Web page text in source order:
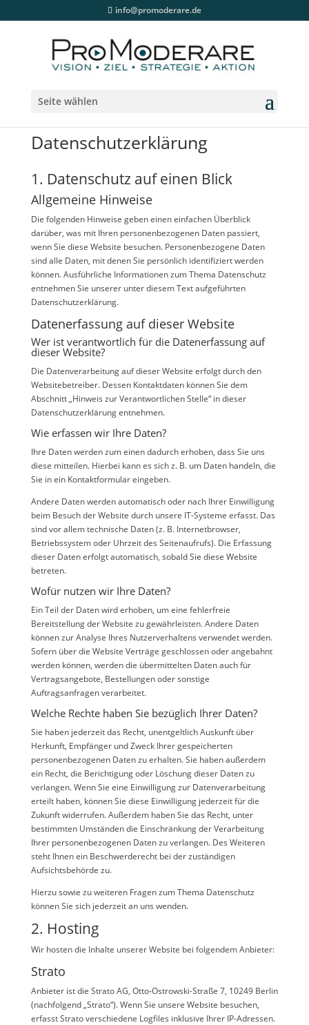
info@promoderare.de
Seite wählen
Datenschutzerklärung
1. Datenschutz auf einen Blick
Allgemeine Hinweise
Die folgenden Hinweise geben einen einfachen Überblick
darüber, was mit Ihren personenbezogenen Daten passiert,
wenn Sie diese Website besuchen. Personenbezogene Daten
sind alle Daten, mit denen Sie persönlich identifiziert werden
können. Ausführliche Informationen zum Thema Datenschutz
entnehmen Sie unserer unter diesem Text aufgeführten
Datenschutzerklärung.
Datenerfassung auf dieser Website
Wer ist verantwortlich für die Datenerfassung auf
dieser Website?
Die Datenverarbeitung auf dieser Website erfolgt durch den
Websitebetreiber. Dessen Kontaktdaten können Sie dem
Abschnitt „Hinweis zur Verantwortlichen Stelle“ in dieser
Datenschutzerklärung entnehmen.
Wie erfassen wir Ihre Daten?
Ihre Daten werden zum einen dadurch erhoben, dass Sie uns
diese mitteilen. Hierbei kann es sich z. B. um Daten handeln, die
Sie in ein Kontaktformular eingeben.
Andere Daten werden automatisch oder nach Ihrer Einwilligung
beim Besuch der Website durch unsere IT-Systeme erfasst. Das
sind vor allem technische Daten (z. B. Internetbrowser,
Betriebssystem oder Uhrzeit des Seitenaufrufs). Die Erfassung
dieser Daten erfolgt automatisch, sobald Sie diese Website
betreten.
Wofür nutzen wir Ihre Daten?
Ein Teil der Daten wird erhoben, um eine fehlerfreie
Bereitstellung der Website zu gewährleisten. Andere Daten
können zur Analyse Ihres Nutzerverhaltens verwendet werden.
Sofern über die Website Verträge geschlossen oder angebahnt
werden können, werden die übermittelten Daten auch für
Vertragsangebote, Bestellungen oder sonstige
Auftragsanfragen verarbeitet.
Welche Rechte haben Sie bezüglich Ihrer Daten?
Sie haben jederzeit das Recht, unentgeltlich Auskunft über
Herkunft, Empfänger und Zweck Ihrer gespeicherten
personenbezogenen Daten zu erhalten. Sie haben außerdem
ein Recht, die Berichtigung oder Löschung dieser Daten zu
verlangen. Wenn Sie eine Einwilligung zur Datenverarbeitung
erteilt haben, können Sie diese Einwilligung jederzeit für die
Zukunft widerrufen. Außerdem haben Sie das Recht, unter
bestimmten Umständen die Einschränkung der Verarbeitung
Ihrer personenbezogenen Daten zu verlangen. Des Weiteren
steht Ihnen ein Beschwerderecht bei der zuständigen
Aufsichtsbehörde zu.
Hierzu sowie zu weiteren Fragen zum Thema Datenschutz
können Sie sich jederzeit an uns wenden.
2. Hosting
Wir hosten die Inhalte unserer Website bei folgendem Anbieter:
Strato
Anbieter ist die Strato AG, Otto-Ostrowski-Straße 7, 10249 Berlin
(nachfolgend „Strato“). Wenn Sie unsere Website besuchen,
erfasst Strato verschiedene Logfiles inklusive Ihrer IP-Adressen.